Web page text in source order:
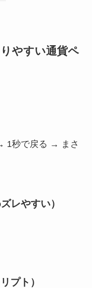
やすい通貨ペ
1秒で戻る → まさ
レやすい）
プト）